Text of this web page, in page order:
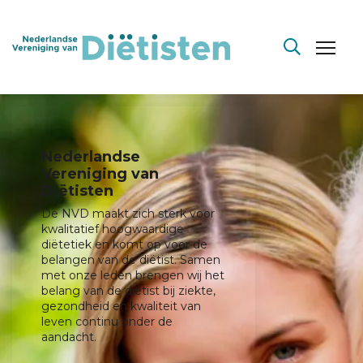
Nederlandse
Vereniging van
Diëtisten
De NVD maakt zich sterk voor
kwalitatief hoogwaardige
diëtetiek en komt op voor de
belangen van de diëtist. Samen
met onze leden brengen wij het
belang van de diëtist bij ziekte,
gezondheid en kwaliteit van
leven continu onder de
aandacht.